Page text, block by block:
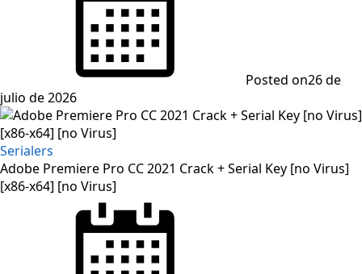
Posted on26 de
julio de 2026
Serialers
Adobe Premiere Pro CC 2021 Crack + Serial Key [no Virus]
[x86-x64] [no Virus]